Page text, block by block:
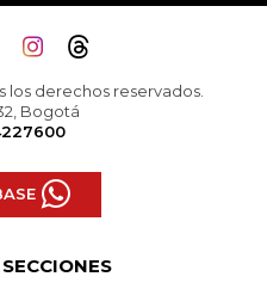
los derechos reservados.
Bogotá